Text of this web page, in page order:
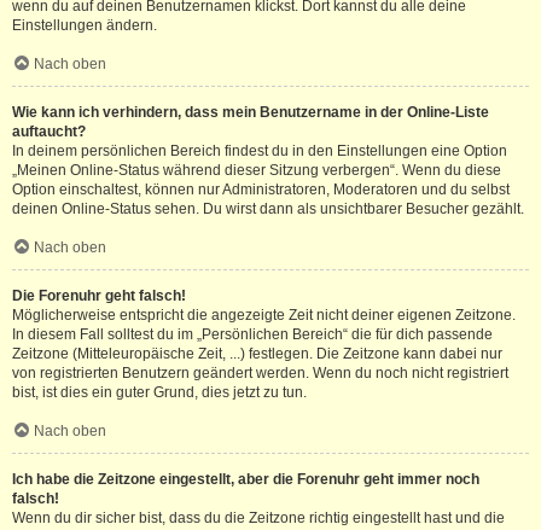
wenn du auf deinen Benutzernamen klickst. Dort kannst du alle deine
Einstellungen ändern.
Nach oben
Wie kann ich verhindern, dass mein Benutzername in der Online-Liste
auftaucht?
In deinem persönlichen Bereich findest du in den Einstellungen eine Option
„Meinen Online-Status während dieser Sitzung verbergen“. Wenn du diese
Option einschaltest, können nur Administratoren, Moderatoren und du selbst
deinen Online-Status sehen. Du wirst dann als unsichtbarer Besucher gezählt.
Nach oben
Die Forenuhr geht falsch!
Möglicherweise entspricht die angezeigte Zeit nicht deiner eigenen Zeitzone.
In diesem Fall solltest du im „Persönlichen Bereich“ die für dich passende
Zeitzone (Mitteleuropäische Zeit, ...) festlegen. Die Zeitzone kann dabei nur
von registrierten Benutzern geändert werden. Wenn du noch nicht registriert
bist, ist dies ein guter Grund, dies jetzt zu tun.
Nach oben
Ich habe die Zeitzone eingestellt, aber die Forenuhr geht immer noch
falsch!
Wenn du dir sicher bist, dass du die Zeitzone richtig eingestellt hast und die